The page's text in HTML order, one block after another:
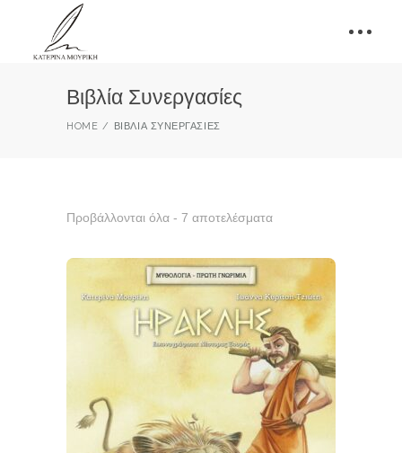
Βιβλία Συνεργασίες
HOME ΒΙΒΛΊΑ ΣΥΝΕΡΓΑΣΊΕΣ
Προβάλλονται όλα - 7 αποτελέσματα